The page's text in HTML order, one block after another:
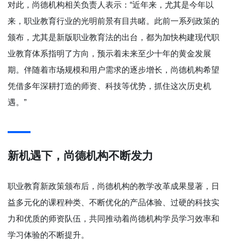
对此，尚德机构相关负责人表示：“近年来，尤其是今年以
来，职业教育行业的光明前景有目共睹。此前一系列政策的
颁布，尤其是新版职业教育法的出台，都为加快构建现代职
业教育体系指明了方向，预示着未来至少十年的黄金发展
期。伴随着市场规模和用户需求的逐步增长，尚德机构希望
凭借多年深耕打造的师资、科技等优势，抓住这次历史机
遇。”
新机遇下，尚德机构不断发力
职业教育新政策颁布后，尚德机构的教学改革成果显著，日
益多元化的课程种类、不断优化的产品体验、过硬的科技实
力和优质的师资队伍，共同推动着尚德机构学员学习效率和
学习体验的不断提升。